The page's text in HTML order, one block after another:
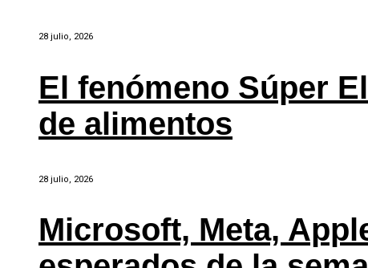
28 julio, 2026
El fenómeno Súper
de alimentos
28 julio, 2026
Microsoft, Meta,